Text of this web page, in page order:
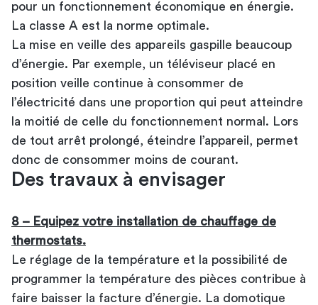
pour un fonctionnement économique en énergie.
La classe A est la norme optimale.
La mise en veille des appareils gaspille beaucoup
d’énergie. Par exemple, un téléviseur placé en
position veille continue à consommer de
l’électricité dans une proportion qui peut atteindre
la moitié de celle du fonctionnement normal. Lors
de tout arrêt prolongé, éteindre l’appareil, permet
donc de consommer moins de courant.
Des travaux à envisager
8 – Equipez votre installation de chauffage de
thermostats.
Le réglage de la température et la possibilité de
programmer la température des pièces contribue à
faire baisser la facture d’énergie. La domotique